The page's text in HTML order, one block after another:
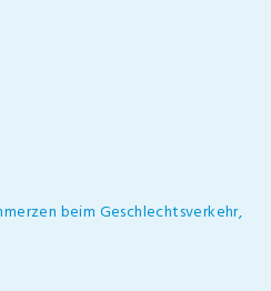
beim Geschlechtsverkehr,